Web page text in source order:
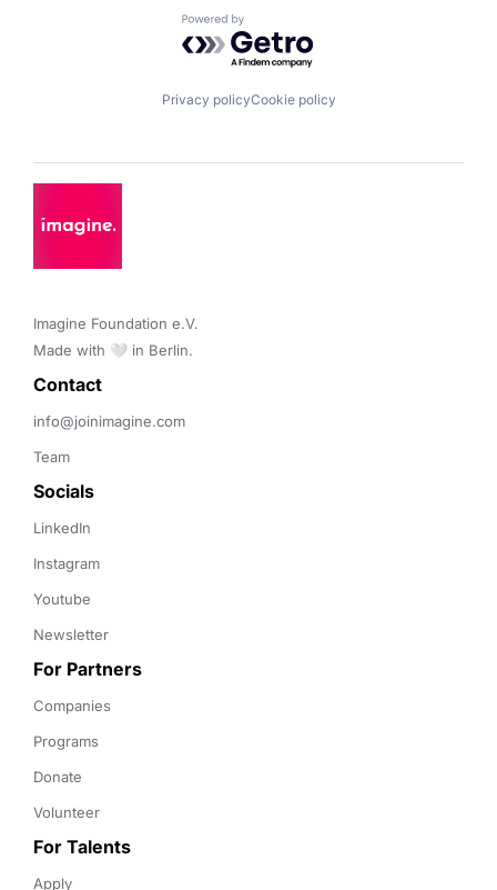
Powered by Getro.com
Privacy policyCookie policy
Imagine Foundation e.V.
Made with 🤍 in Berlin.
Contact
info@joinimagine.com
Team
Socials
LinkedIn
Instagram
Youtube
Newsletter
For Partners
Companies
Programs
Donate
Volunteer
For Talents
Apply